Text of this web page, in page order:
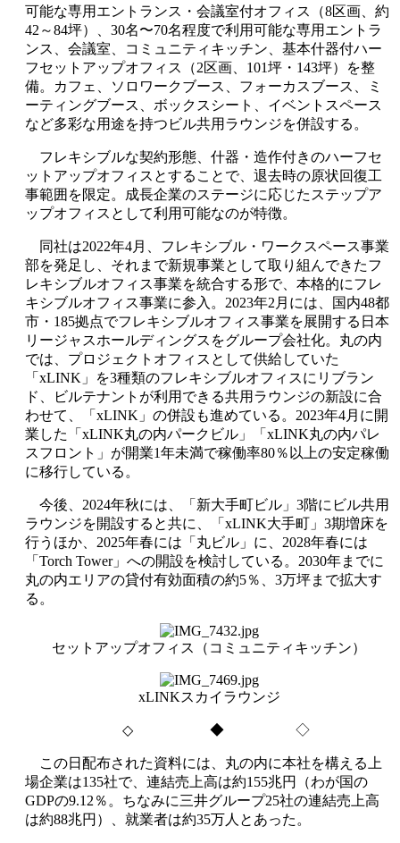
可能な専用エントランス・会議室付オフィス（8区画、約
42 ～84坪）、 30名〜70名程度で利用可能な専用エントラ
ンス、会議室、コミュニティキッチン、基本什器付ハー
フセットアップオフィス（2区画、 101坪・ 143坪）を整
備。カフェ、ソロワークブース、フォーカスブース、ミ
ーティングブース、ボックスシート、イベントスペース
など多彩な用途を持つビル共用ラウンジを併設する。
フレキシブルな契約形態、什器・造作付きのハーフセ
ットアップオフィスとすることで、退去時の原状回復工
事範囲を限定。成長企業のステージに応じたステップア
ップオフィスとして利用可能なのが特徴。
同社は2022年4月、フレキシブル・ワークスペース事業
部を発足し、それまで新規事業として取り組んできたフ
レキシブルオフィス事業を統合する形で、本格的にフレ
キシブルオフィス事業に参入。 2023年2 月には、国内48都
市・ 185拠点でフレキシブルオフィス事業を展開する日本
リージャスホールディングスをグループ会社化。丸の内
では、プロジェクトオフィスとして供給していた
「 xLINK 」を3種類のフレキシブルオフィスにリブラン
ド、ビルテナントが利用できる共用ラウンジの新設に合
わせて、「 xLINK 」の併設も進めている。 2023年4月に開
業した「 xLINK丸の内パークビル」「 xLINK丸の内パレ
スフロント」が開業1年未満で稼働率80％以上の安定稼働
に移行している。
今後、 2024年秋には、「新大手町ビル」 3階にビル共用
ラウンジを開設すると共に、「 xLINK大手町」 3期増床を
行うほか、 2025年春には「丸ビル」に、 2028年春には
「 Torch Tower」への開設を検討している。 2030年までに
丸の内エリアの貸付有効面積の約5％、 3万坪まで拡大す
る。
セットアップオフィス（コミュニティキッチン）
xLINKスカイラウンジ
◇ ◆ ◇
この日配布された資料には、丸の内に本社を構える上
場企業は135社で、連結売上高は約155兆円（わが国の
GDPの9.12 ％。ちなみに三井グループ25社の連結売上高
は約88兆円）、就業者は約35万人とあった。